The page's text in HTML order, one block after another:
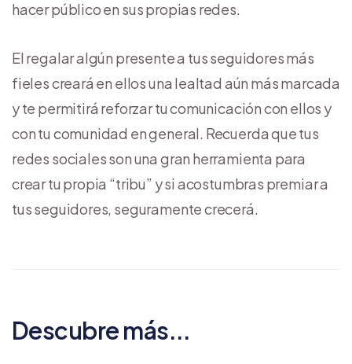
hacer público en sus propias redes.
El regalar algún presente a tus seguidores más
fieles creará en ellos una lealtad aún más marcada
y te permitirá reforzar tu comunicación con ellos y
con tu comunidad en general. Recuerda que tus
redes sociales son una gran herramienta para
crear tu propia “tribu” y si acostumbras premiar a
tus seguidores, seguramente crecerá.
Descubre más...